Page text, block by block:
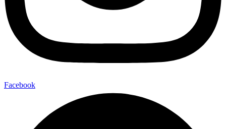
Facebook